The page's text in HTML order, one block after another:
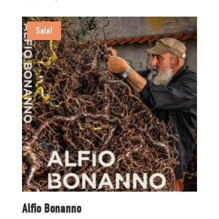
was:
168,00 kr..
is:
100,00 kr..
Sale!
Alfio Bonanno